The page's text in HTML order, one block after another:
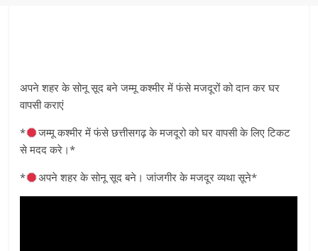
अपने शहर के सोनू सूद बने जम्मू कश्मीर में फंसे मजदूरों को दान कर घर
वापसी कराएं
*
जम्मू कश्मीर में फंसे छत्तीसगढ़ के मजदूरो को घर वापसी के लिए टिकट
से मदद करे।*
*
अपने शहर के सोनू सूद बने। जांजगीर के मजदूर व्यथा सूने*